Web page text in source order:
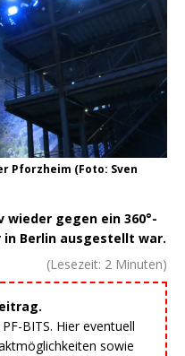
Pforzheim (Foto: Sven
gegen ein 360°-
in Berlin ausgestellt war.
(Lesezeit: 2 Minuten)
BITS. Hier eventuell
sowie